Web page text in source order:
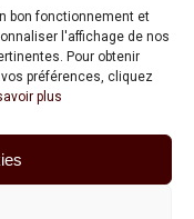
bon fonctionnement et
l'affichage de nos
Pour obtenir
préférences, cliquez
plus